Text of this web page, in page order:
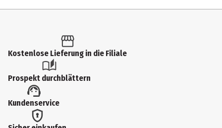
Produkttyp
Schneidegeräte
Artikelnummer des Herstellers
1447-1
Hersteller
Kostenlose Lieferung in die Filiale
Prospekt durchblättern
Kundenservice